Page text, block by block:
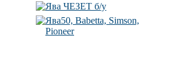
Ява ЧЕЗЕТ б/у
Ява50, Babetta, Simson,
Pioneer